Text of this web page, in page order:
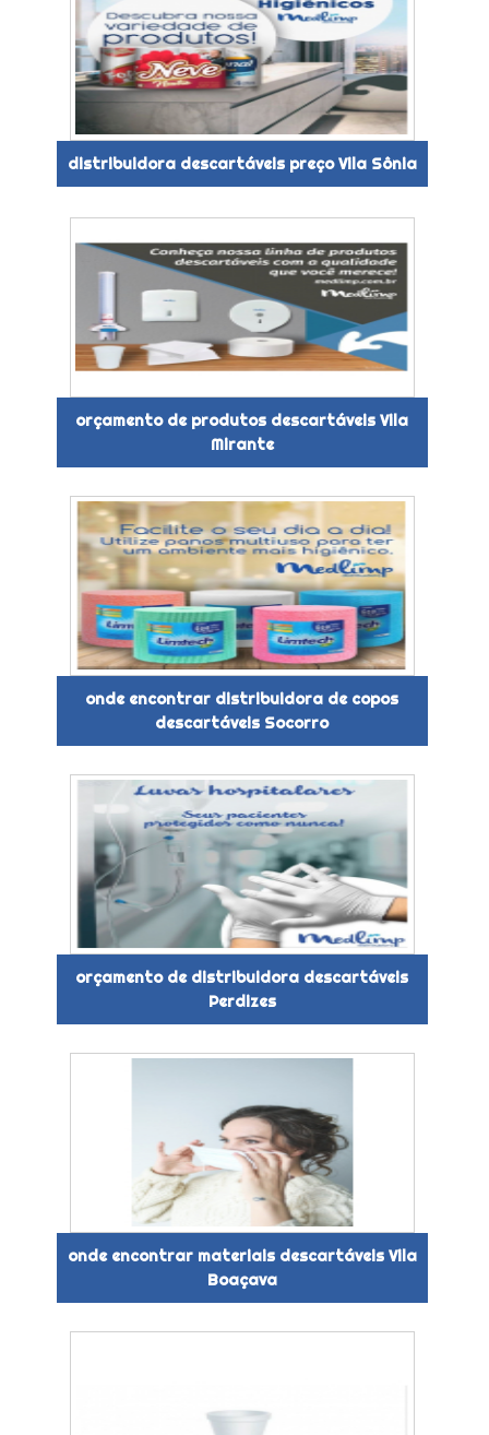
distribuidora descartáveis preço Vila Sônia
orçamento de produtos descartáveis Vila
Mirante
onde encontrar distribuidora de copos
descartáveis Socorro
orçamento de distribuidora descartáveis
Perdizes
onde encontrar materiais descartáveis Vila
Boaçava